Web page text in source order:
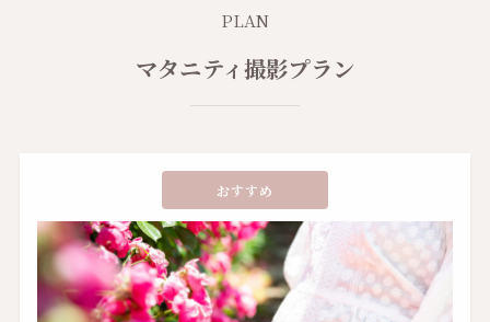
PLAN
マタニティ撮影プラン
おすすめ